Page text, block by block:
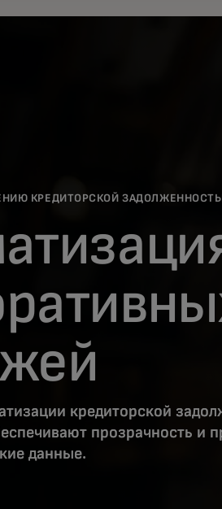
КРЕДИТОРСКОЙ
кредиторской
прозрачность и
данные.